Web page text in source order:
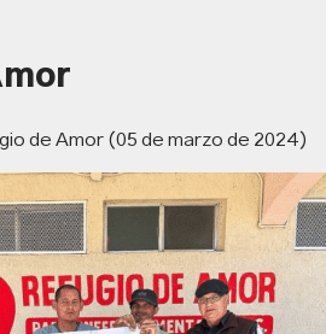
de Amor (05 de marzo de 2024)